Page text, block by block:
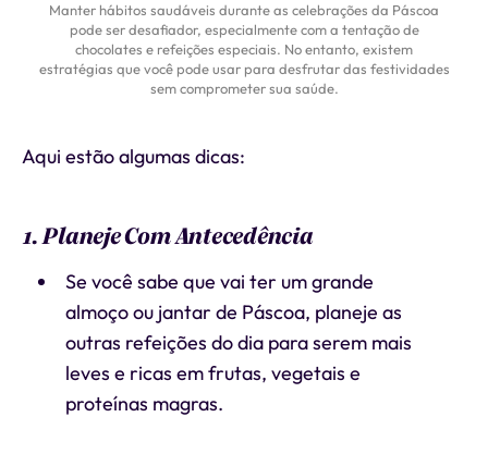
Manter hábitos saudáveis durante as celebrações da Páscoa
pode ser desafiador, especialmente com a tentação de
chocolates e refeições especiais. No entanto, existem
estratégias que você pode usar para desfrutar das festividades
sem comprometer sua saúde.
Aqui estão algumas dicas:
1. Planeje Com Antecedência
Se você sabe que vai ter um grande
almoço ou jantar de Páscoa, planeje as
outras refeições do dia para serem mais
leves e ricas em frutas, vegetais e
proteínas magras.